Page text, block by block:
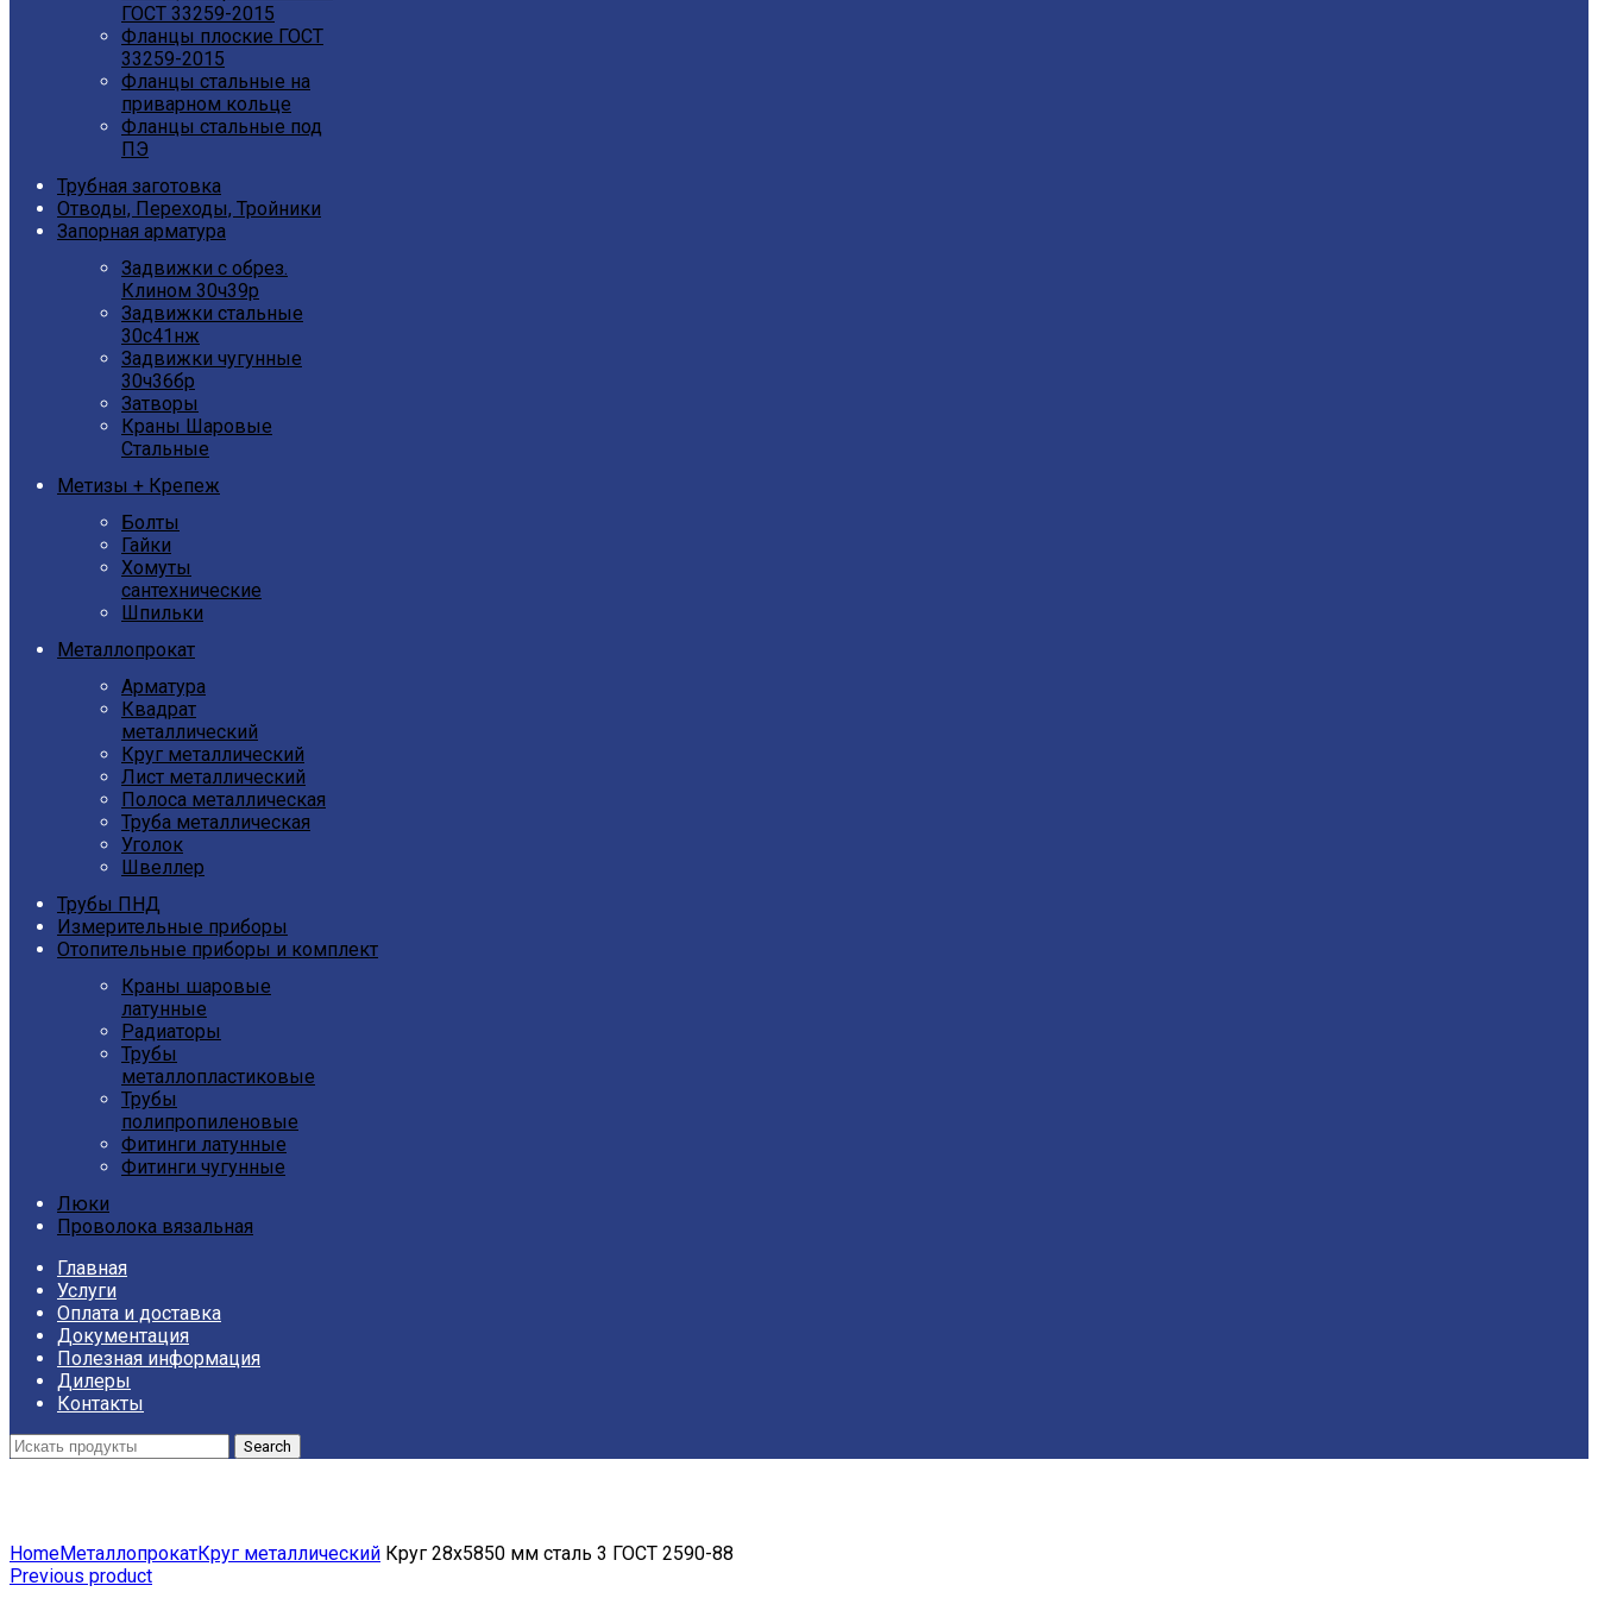
ГОСТ 33259-2015
Фланцы плоские ГОСТ
33259-2015
Фланцы стальные на
приварном кольце
Фланцы стальные под
ПЭ
Трубная заготовка
Отводы, Переходы, Тройники
Запорная арматура
Задвижки с обрез.
Клином 30ч39р
Задвижки стальные
30с41нж
Задвижки чугунные
30ч36бр
Затворы
Краны Шаровые
Стальные
Метизы + Крепеж
Болты
Гайки
Хомуты
сантехнические
Шпильки
Металлопрокат
Арматура
Квадрат
металлический
Круг металлический
Лист металлический
Полоса металлическая
Труба металлическая
Уголок
Швеллер
Трубы ПНД
Измерительные приборы
Отопительные приборы и комплект
Краны шаровые
латунные
Радиаторы
Трубы
металлопластиковые
Трубы
полипропиленовые
Фитинги латунные
Фитинги чугунные
Люки
Проволока вязальная
Главная
Услуги
Оплата и доставка
Документация
Полезная информация
Дилеры
Контакты
Search
HomeМеталлопрокатКруг металлический Круг 28х5850 мм сталь 3 ГОСТ 2590-88
Previous product